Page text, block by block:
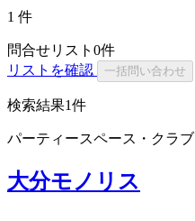
1 件
問合せリスト 0件
リストを確認
一括問い合わせ
検索結果1件
パーティースペース・クラブ
大分モノリス